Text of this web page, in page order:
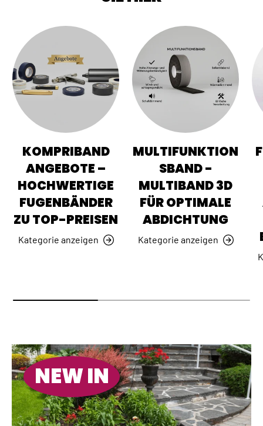
KOMPRIBAND
ANGEBOTE –
HOCHWERTIGE
FUGENBÄNDER
ZU TOP-PREISEN
Kategorie anzeigen
MULTIFUNKTION
SBAND -
MULTIBAND 3D
FÜR OPTIMALE
ABDICHTUNG
Kategorie anzeigen
NEW IN